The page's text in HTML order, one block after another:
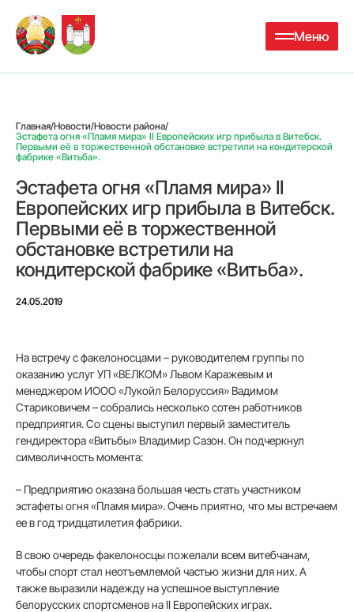
Меню
Главная/Новости/Новости района/
Эстафета огня «Пламя мира» II Европейских игр прибыла в Витебск.
Первыми её в торжественной обстановке встретили на кондитерской
фабрике «Витьба».
Эстафета огня «Пламя мира» II
Европейских игр прибыла в Витебск.
Первыми её в торжественной
обстановке встретили на
кондитерской фабрике «Витьба».
24.05.2019
На встречу с факелоносцами – руководителем группы по
оказанию услуг УП «ВЕЛКОМ» Львом Каражевым и
менеджером ИООО «Лукойл Белоруссия» Вадимом
Стариковичем – собрались несколько сотен работников
предприятия. Со сцены выступил первый заместитель
гендиректора «Витьбы» Владимир Сазон. Он подчеркнул
символичность момента:
– Предприятию оказана большая честь стать участником
эстафеты огня «Пламя мира». Очень приятно, что мы встречаем
ее в год тридцатилетия фабрики.
В свою очередь факелоносцы пожелали всем витебчанам,
чтобы спорт стал неотъемлемой частью жизни для них. А
также выразили надежду на успешное выступление
белорусских спортсменов на II Европейских играх.